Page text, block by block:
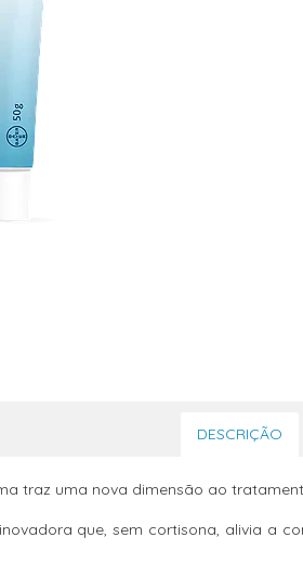
DESCRIÇÃO
traz uma nova dimensão ao
que, sem cortisona, alivia a